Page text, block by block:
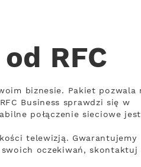
RFC
biznesie. Pakiet pozwala
Business sprawdzi się w
połączenie sieciowe
telewizją. Gwarantujemy
oczekiwań, skontaktuj